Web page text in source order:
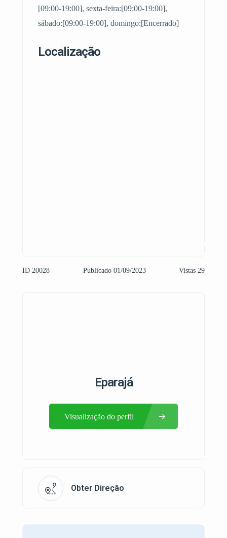
[09:00-19:00], sexta-feira:[09:00-19:00],
sábado:[09:00-19:00], domingo:[Encerrado]
Localização
ID 20028 Publicado 01/09/2023 Vistas 29
Eparajá
Visualização do perfil
Obter Direção